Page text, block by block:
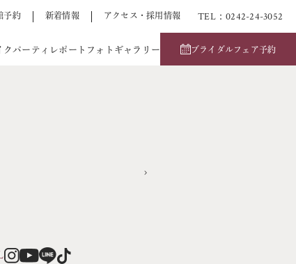
予約 新着情報 アクセス・採用情報 TEL：0242-24-3052
ク パーティレポート フォトギャラリー ブライダルフェア予約